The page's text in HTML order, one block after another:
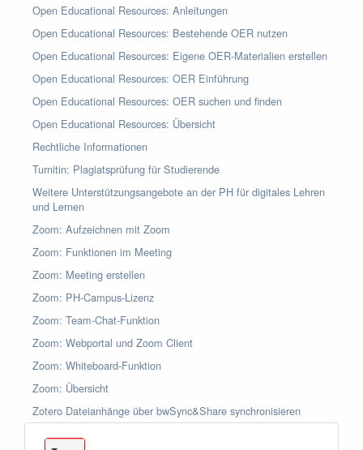
Open Educational Resources: Anleitungen
Open Educational Resources: Bestehende OER nutzen
Open Educational Resources: Eigene OER-Materialien erstellen
Open Educational Resources: OER Einführung
Open Educational Resources: OER suchen und finden
Open Educational Resources: Übersicht
Rechtliche Informationen
Turnitin: Plagiatsprüfung für Studierende
Weitere Unterstützungsangebote an der PH für digitales Lehren
und Lernen
Zoom: Aufzeichnen mit Zoom
Zoom: Funktionen im Meeting
Zoom: Meeting erstellen
Zoom: PH-Campus-Lizenz
Zoom: Team-Chat-Funktion
Zoom: Webportal und Zoom Client
Zoom: Whiteboard-Funktion
Zoom: Übersicht
Zotero Dateianhänge über bwSync&Share synchronisieren